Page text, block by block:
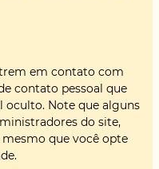
em contato com
contato pessoal que
oculto. Note que alguns
do site,
que você opte